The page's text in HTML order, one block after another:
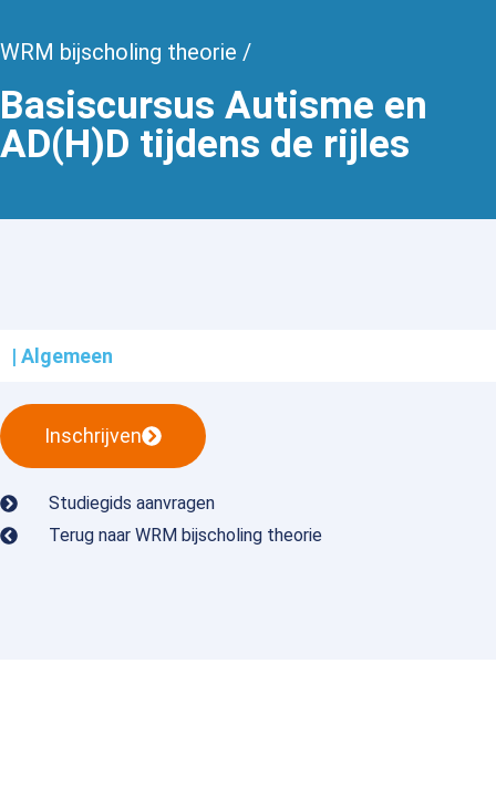
WRM bijscholing theorie /
Basiscursus Autisme en
AD(H)D tijdens de rijles
| Algemeen
Inschrijven
Studiegids aanvragen
Terug naar WRM bijscholing theorie